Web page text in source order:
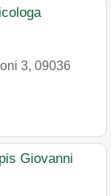
3, 09036
Giovanni